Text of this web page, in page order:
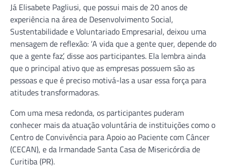
Já Elisabete Pagliusi, que possui mais de 20 anos de
experiência na área de Desenvolvimento Social,
Sustentabilidade e Voluntariado Empresarial, deixou uma
mensagem de reflexão: ‘A vida que a gente quer, depende do
que a gente faz’, disse aos participantes. Ela lembra ainda
que o principal ativo que as empresas possuem são as
pessoas e que é preciso motivá-las a usar essa força para
atitudes transformadoras.
Com uma mesa redonda, os participantes puderam
conhecer mais da atuação voluntária de instituições como o
Centro de Convivência para Apoio ao Paciente com Câncer
(CECAN), e da Irmandade Santa Casa de Misericórdia de
Curitiba (PR).